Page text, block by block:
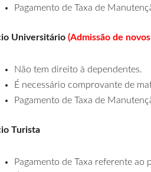
Pagamento de Taxa de
Universitário (Admissão de
Não tem direito à dependentes.
É necessário comprovante de
Pagamento de Taxa de
Turista
Pagamento de Taxa referente